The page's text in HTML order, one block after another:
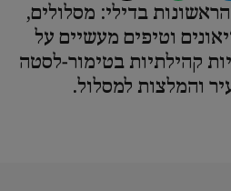
השעות הראשונות בדילי: מסלולים,
וטיפים מעשיים על
קהילתיות בטימור‑לסטה
והמלצות למסלול.